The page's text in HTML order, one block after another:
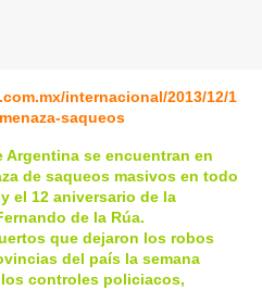
internacional/2013/12/1
saqueos
Argentina se encuentran en
de saqueos masivos en todo
el 12 aniversario de la
de la Rúa.
que dejaron los robos
del país la semana
controles policiacos,